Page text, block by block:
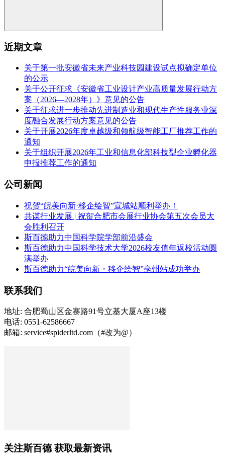
近期文章
关于第一批安徽省未来产业科技园建设试点拟确定单位
的公示
关于公开征求《安徽省工业设计产业高质量发展行动方
案（2026—2028年）》意见的公告
关于征求进一步推动先进制造业和现代生产性服务业深
度融合发展行动方案意见的公告
关于开展2026年度卓越级和领航级智能工厂推荐工作的
通知
关于组织开展2026年工业和信息化部科技型企业孵化器
申报推荐工作的通知
公司新闻
祝贺“皖美向新·移企绘智”宣城站顺利举办！
共谋行业发展 | 祝贺合肥市会展行业协会第五次会员大
会胜利召开
斯百德助力中国科学院学部前沿盛会
斯百德助力中国科学技术大学2026校友值年返校活动圆
满举办
斯百德助力“皖美向新・移企绘智”亳州站成功举办
联系我们
地址: 合肥蜀山区金寨路91号立基大厦A座13楼
电话: 0551-62586667
邮箱: service#spiderltd.com（#改为@）
关注斯百德 获取最新资讯